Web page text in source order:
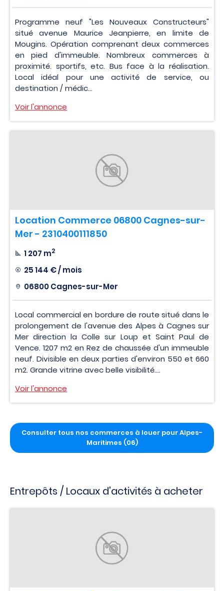
Programme neuf "Les Nouveaux Constructeurs"
situé avenue Maurice Jeanpierre, en limite de
Mougins. Opération comprenant deux commerces
en pied d'immeuble. Nombreux commerces à
proximité. sportifs, etc. Bus face à la réalisation.
Local idéal pour une activité de service, ou
destination / médic...
Voir l'annonce
Location Commerce 06800 Cagnes-sur-
Mer - 2310400111850
1 207 m2
25 144 € / mois
06800 Cagnes-sur-Mer
Local commercial en bordure de route situé dans le
prolongement de l'avenue des Alpes à Cagnes sur
Mer direction la Colle sur Loup et Saint Paul de
Vence. 1207 m2 en Rez de chaussée d'un immeuble
neuf. Divisible en deux parties d'environ 550 et 660
m2. Grande vitrine avec belle visibilité....
Voir l'annonce
Consulter tous nos commerces à louer pour Alpes-
Maritimes (06)
Entrepôts / Locaux d'activités à acheter